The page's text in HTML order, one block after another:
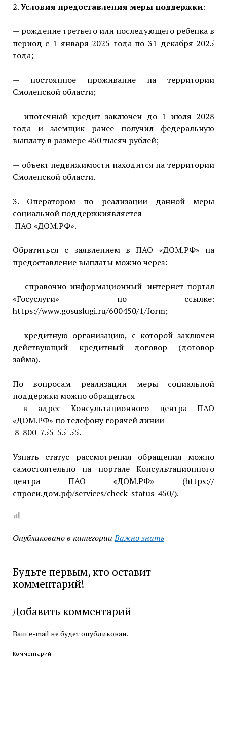
2.Условия предоставления меры поддержки:
— рождение третьего или последующего ребенка в
период с 1 января 2025 года по 31 декабря 2025
года;
— постоянное проживание на территории
Смоленской области;
— ипотечный кредит заключен до 1 июля 2028
года и заемщик ранее получил федеральную
выплату в размере 450 тысяч рублей;
— объект недвижимости находится на территории
Смоленской области.
3. Оператором по реализации данной меры
социальной поддержкиявляется
ПАО «ДОМ.РФ».
Обратиться с заявлением в ПАО «ДОМ.РФ» на
предоставление выплаты можно через:
— справочно-информационный интернет-портал
«Госуслуги» по ссылке:
https://www.gosuslugi.ru/600450/1/form;
— кредитную организацию, с которой заключен
действующий кредитный договор (договор
займа).
По вопросам реализации меры социальной
поддержки можно обращаться
в адрес Консультационного центра ПАО
«ДОМ.РФ» по телефону горячей линии
8-800-755-55-55.
Узнать статус рассмотрения обращения можно
самостоятельно на портале Консультационного
центра ПАО «ДОМ.РФ» (https://
спроси.дом.рф/services/check-status-450/).
Опубликовано в категории Важно знать
Будьте первым, кто оставит
комментарий!
Добавить комментарий
Ваш e-mail не будет опубликован.
Комментарий